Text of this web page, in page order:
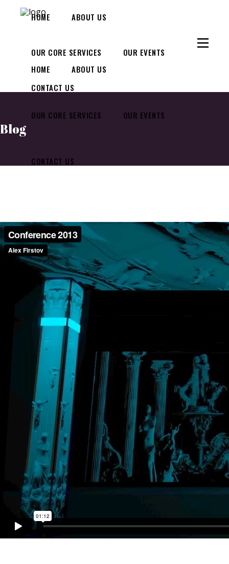
HOME ABOUT US
OUR CORE SERVICES OUR EVENTS
CONTACT US
HOME ABOUT US
OUR CORE SERVICES OUR EVENTS
CONTACT US
Blog